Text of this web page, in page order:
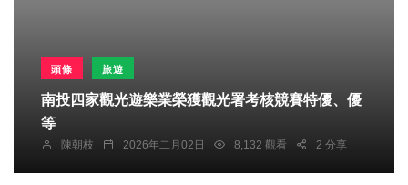
頭條 旅遊
南投四家觀光遊樂業榮獲觀光署考核競賽特優、優
等
陳朝枝 2026年二月02日 8,132 觀看 2 分享